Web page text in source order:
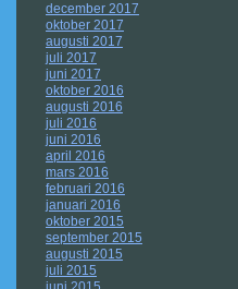
december 2017
oktober 2017
augusti 2017
juli 2017
juni 2017
oktober 2016
augusti 2016
juli 2016
juni 2016
april 2016
mars 2016
februari 2016
januari 2016
oktober 2015
september 2015
augusti 2015
juli 2015